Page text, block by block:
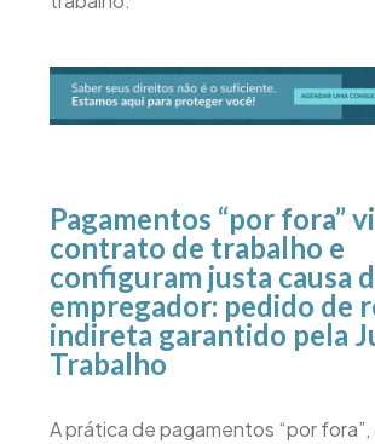
Pagamentos “por fora”
contrato de trabalho e
configuram justa causa
empregador: pedido de
indireta garantido pela
Trabalho
A prática de pagamentos “por fora”,